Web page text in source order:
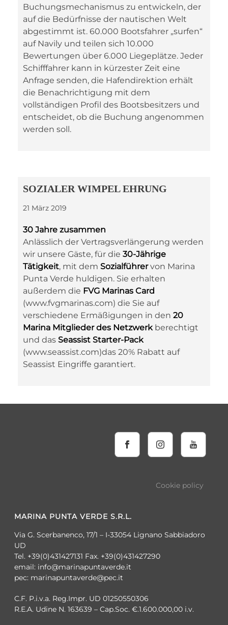
Buchungsmechanismus zu entwickeln, der
auf die Bedürfnisse der nautischen Welt
abgestimmt ist. 60.000 Bootsfahrer „surfen“
auf Navily und teilen sich 10.000
Bewertungen über 6.000 Liegeplätze. Jeder
Schifffahrer kann in kürzester Zeit eine
Anfrage senden, die Hafendirektion erhält
die Benachrichtigung mit dem
vollständigen Profil des Bootsbesitzers und
entscheidet, ob die Buchung angenommen
werden soll.
SOZIALER WIMPEL EHRUNG
21 März 2019
30 Jahre zusammen
Anlässlich der Vertragsverlängerung werden
wir unsere Gäste, für die 30-Jährige
Tätigkeit, mit dem Sozialführervon Marina
Punta Verde huldigen. Sie erhalten
außerdem die FVG Marinas Card
(www.fvgmarinas.com) die Sie auf
verschiedene Ermäßigungen in den 20
Marina Mitglieder des Netzwerkberechtigt
und das Seassist Starter-Pack
(www.seassist.com)das 20% Rabatt auf
Seassist Eingriffe garantiert.
Cookie policy
MARINA PUNTA VERDE S.R.L.
Via G. Scerbanenco, 17/1 – I-33054 Lignano Sabbiadoro
UD
Tel. +39(0)431427131 Fax. +39(0)431427290
email: info@marinapuntaverde.it
pec: marinapuntaverde@pec.it
C.F. P.i.v.a. Reg.Impr. UD 01250550306
R.E.A. Udine N. 163639 – Cap.Soc. €.1.600.000,00 i.v.